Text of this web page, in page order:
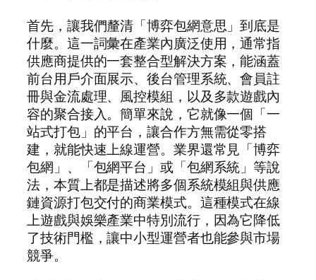
首先，讓我們釐清「博弈包網意思」到底是
什麼。這一詞彙在產業內廣泛使用，通常指
供應商提供的一套整合型解決方案，能涵蓋
前台用戶介面展示、後台管理系統、會員註
冊與金流處理、風控模組，以及多款遊戲內
容的聚合接入。簡單來說，它就像一個「一
站式打包」的平台，讓合作方無需從零搭
建，就能快速上線運營。業界還常見「博弈
包網」、「包網平台」或「包網系統」等說
法，本質上都是描述將多個系統模組與供應
鏈資源打包交付的商業模式。這種模式在線
上遊戲與娛樂產業中特別流行，因為它降低
了技術門檻，讓中小型運營者也能參與市場
競爭。